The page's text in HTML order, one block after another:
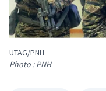
UTAG/PNH
Photo : PNH